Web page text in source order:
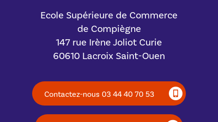
Ecole Supérieure de Commerce
de Compiègne
147 rue Irène Joliot Curie
60610 Lacroix Saint-Ouen
Contactez-nous 03 44 40 70 53